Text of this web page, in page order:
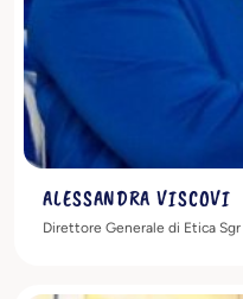
ALESSANDRA VISCOVI
Direttore Generale di Etica Sgr